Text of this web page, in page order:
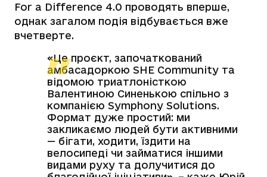
For a Difference 4.0 проводять вперше,
однак загалом подія відбувається вже
вчетверте.
«Це проєкт, започаткований
амбасадоркою SHE Community та
відомою триатлоністкою
Валентиною Синенькою спільно з
компанією Symphony Solutions.
Формат дуже простий: ми
закликаємо людей бути активними
— бігати, ходити, їздити на
велосипеді чи займатися іншими
видами руху та долучитися до